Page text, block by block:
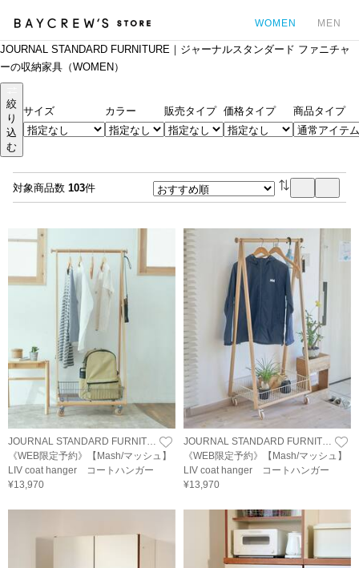
WOMEN MEN
JOURNAL STANDARD FURNITURE｜ジャーナルスタンダード ファニチャ
ーの収納家具（WOMEN）
絞
り
込
む
サイズ カラー 販売タイプ 価格タイプ 商品タイプ
対象商品数 103件
JOURNAL STANDARD FURNITURE
《WEB限定予約》【Mash/マッシュ】
LIV coat hanger コートハンガー
¥13,970
JOURNAL STANDARD FURNITURE
《WEB限定予約》【Mash/マッシュ】
LIV coat hanger コートハンガー
¥13,970